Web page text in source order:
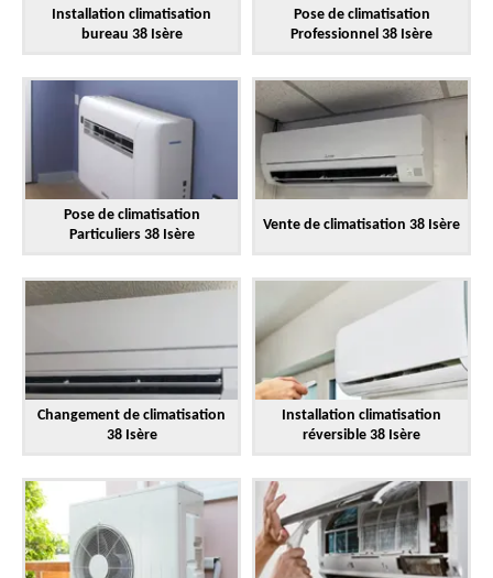
Installation climatisation
bureau 38 Isère
Pose de climatisation
Professionnel 38 Isère
Pose de climatisation
Particuliers 38 Isère
Vente de climatisation 38 Isère
Changement de climatisation
38 Isère
Installation climatisation
réversible 38 Isère